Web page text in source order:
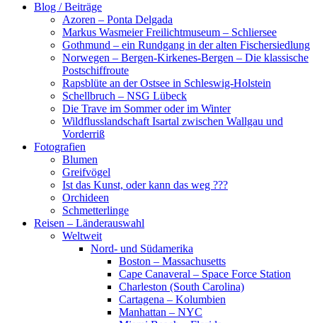
Blog / Beiträge
Azoren – Ponta Delgada
Markus Wasmeier Freilichtmuseum – Schliersee
Gothmund – ein Rundgang in der alten Fischersiedlung
Norwegen – Bergen-Kirkenes-Bergen – Die klassische
Postschiffroute
Rapsblüte an der Ostsee in Schleswig-Holstein
Schellbruch – NSG Lübeck
Die Trave im Sommer oder im Winter
Wildflusslandschaft Isartal zwischen Wallgau und
Vorderriß
Fotografien
Blumen
Greifvögel
Ist das Kunst, oder kann das weg ???
Orchideen
Schmetterlinge
Reisen – Länderauswahl
Weltweit
Nord- und Südamerika
Boston – Massachusetts
Cape Canaveral – Space Force Station
Charleston (South Carolina)
Cartagena – Kolumbien
Manhattan – NYC